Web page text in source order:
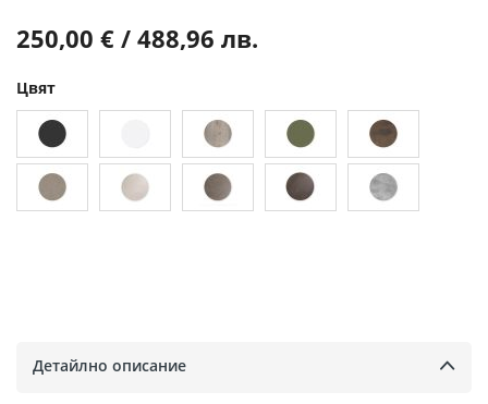
250,00 € / 488,96 лв.
Цвят
Детайлно описание